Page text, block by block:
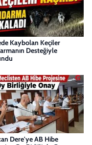
Kaybolan Keçiler
Desteğiyle
Dere'ye AB Hibe